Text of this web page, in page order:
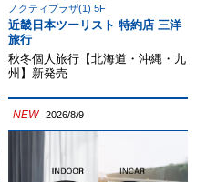
ノクティプラザ(1) 5F
近畿日本ツーリスト 特約店 三洋
旅行
秋冬個人旅行【北海道・沖縄・九
州】新発売
NEW 2026/8/9